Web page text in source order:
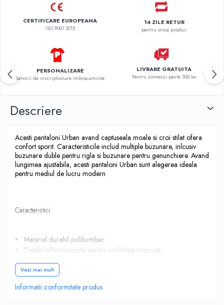
CERTIFICARE EUROPEANA
ISO 9001:2015
14 ZILE RETUR
pentru orice produs
PERSONALIZARE
Servicii de inscriptionare imbracaminte
LIVRARE GRATUITA
Pentru comenzi peste 500 lei
Descriere
Acesti pantaloni Urban avand captuseala moale si croi stilat ofera
confort sporit. Caracteristicile includ multiple buzunare, inlcusiv
buzunare duble pentru rigla si buzunare pentru genunchiere. Avand
lungimea ajustabila, acesti pantaloni Urban sunt alegerea ideala
pentru mediul de lucru modern
Caracteristici
Material durabil polibumbac
Detalii reflectorizante pentru vizibilitate crescută
poziție a articolelor de îmbrăcăminte pentru partea
superioară a corpului
Buzunare cu încărcare superioară pentru genunchiere
Vezi mai mult
Informatii conformitate produs